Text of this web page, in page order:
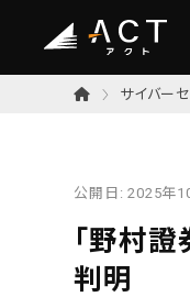
サイバーセ
公開日:2025年
「野村
判明